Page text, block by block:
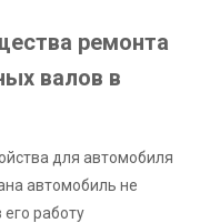
ремонта
валов в
для автомобиля
автомобиль не
работу